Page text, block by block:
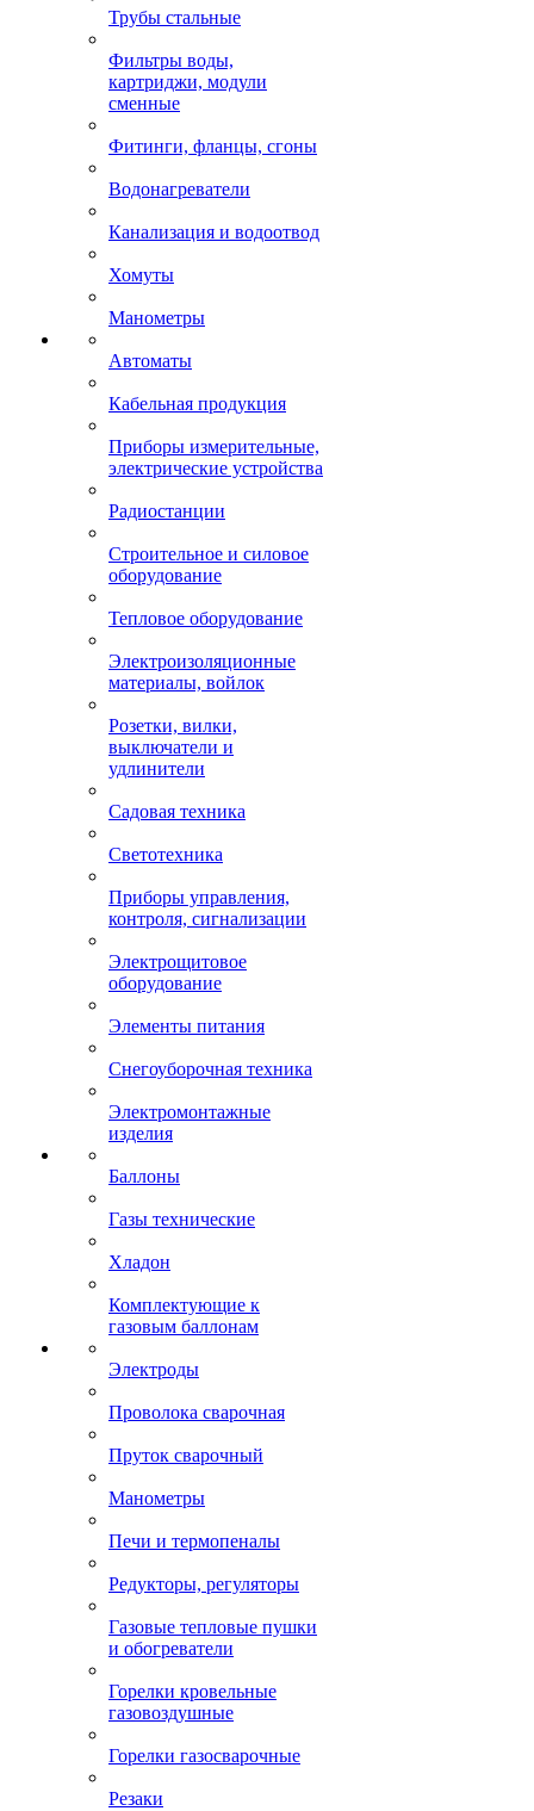
Трубы стальные
Фильтры воды,
картриджи, модули
сменные
Фитинги, фланцы, сгоны
Водонагреватели
Канализация и водоотвод
Хомуты
Манометры
Автоматы
Кабельная продукция
Приборы измерительные,
электрические устройства
Радиостанции
Строительное и силовое
оборудование
Тепловое оборудование
Электроизоляционные
материалы, войлок
Розетки, вилки,
выключатели и
удлинители
Садовая техника
Светотехника
Приборы управления,
контроля, сигнализации
Электрощитовое
оборудование
Элементы питания
Снегоуборочная техника
Электромонтажные
изделия
Баллоны
Газы технические
Хладон
Комплектующие к
газовым баллонам
Электроды
Проволока сварочная
Пруток сварочный
Манометры
Печи и термопеналы
Редукторы, регуляторы
Газовые тепловые пушки
и обогреватели
Горелки кровельные
газовоздушные
Горелки газосварочные
Резаки